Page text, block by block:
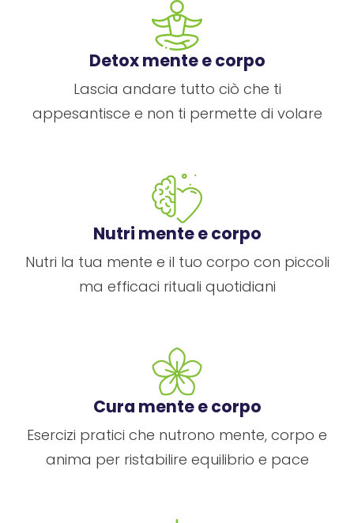
Detox mente e corpo
Lascia andare tutto ciò che ti
appesantisce e non ti permette di volare
Nutri mente e corpo
Nutri la tua mente e il tuo corpo con piccoli
ma efficaci rituali quotidiani
Cura mente e corpo
Esercizi pratici che nutrono mente, corpo e
anima per ristabilire equilibrio e pace